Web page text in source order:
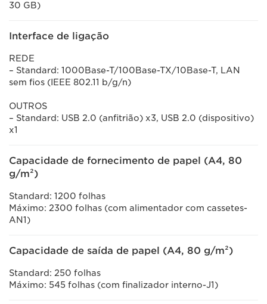
30 GB)
Interface de ligação
REDE
– Standard: 1000Base-T/100Base-TX/10Base-T, LAN
sem fios (IEEE 802.11 b/g/n)
OUTROS
– Standard: USB 2.0 (anfitrião) x3, USB 2.0 (dispositivo)
x1
Capacidade de fornecimento de papel (A4, 80
g/m²)
Standard: 1200 folhas
Máximo: 2300 folhas (com alimentador com cassetes-
AN1)
Capacidade de saída de papel (A4, 80 g/m²)
Standard: 250 folhas
Máximo: 545 folhas (com finalizador interno-J1)